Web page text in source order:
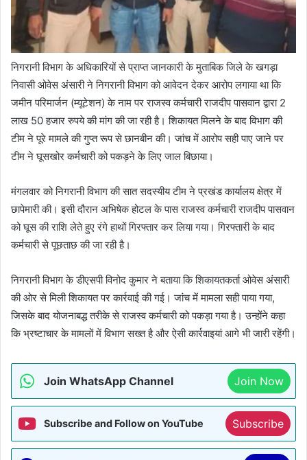
निगरानी विभाग के अधिकारियों से प्राप्त जानकारी के मुताबिक जिले के खगड़ा
निवासी ओवेस अंसारी ने निगरानी विभाग को आवेदन देकर आरोप लगाया था कि
जमीन परिमार्जन (म्यूटेशन) के नाम पर राजस्व कर्मचारी राजदीप पासवान द्वारा 2
लाख 50 हजार रुपये की मांग की जा रही है। शिकायत मिलने के बाद विभाग की
टीम ने पूरे मामले की गुप्त रूप से छानबीन की। जांच में आरोप सही पाए जाने पर
टीम ने घूसखोर कर्मचारी को पकड़ने के लिए जाल बिछाया।
मंगलवार को निगरानी विभाग की सात सदस्यीय टीम ने प्रखंड कार्यालय क्षेत्र में
छापेमारी की। इसी दौरान अभिषेक होटल के पास राजस्व कर्मचारी राजदीप पासवान
को घूस की राशि लेते हुए रंगे हाथों गिरफ्तार कर लिया गया। गिरफ्तारी के बाद
कर्मचारी से पूछताछ की जा रही है।
निगरानी विभाग के डीएसपी विनोद कुमार ने बताया कि शिकायतकर्ता ओवेस अंसारी
की ओर से मिली शिकायत पर कार्रवाई की गई। जांच में मामला सही पाया गया,
जिसके बाद योजनाबद्ध तरीके से राजस्व कर्मचारी को पकड़ा गया है। उन्होंने कहा
कि भ्रष्टाचार के मामलों में विभाग सख्त है और ऐसी कार्रवाइयां आगे भी जारी रहेंगी।
Join WhatsApp Channel Join Now
Subscribe and Follow on YouTube Subscribe